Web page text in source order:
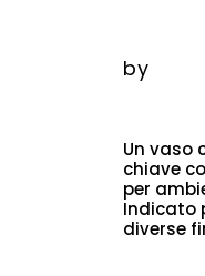
by
Un vaso
chiave
per
Indicato
diverse